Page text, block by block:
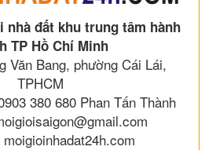
nhà đất khu trung tâm hành
TP Hồ Chí Minh
Văn Bang, phường Cái Lái,
TPHCM
380 680 Phan Tấn Thành